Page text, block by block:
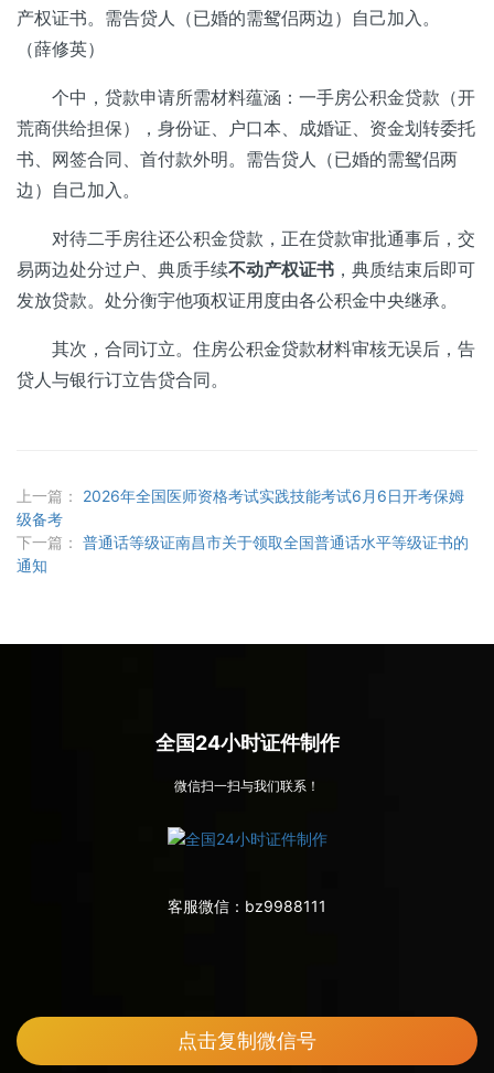
产权证书。需告贷人（已婚的需鸳侣两边）自己加入。
（薛修英）
个中，贷款申请所需材料蕴涵：一手房公积金贷款（开
荒商供给担保），身份证、户口本、成婚证、资金划转委托
书、网签合同、首付款外明。需告贷人（已婚的需鸳侣两
边）自己加入。
对待二手房往还公积金贷款，正在贷款审批通事后，交
易两边处分过户、典质手续不动产权证书 ，典质结束后即可
发放贷款。处分衡宇他项权证用度由各公积金中央继承。
其次，合同订立。住房公积金贷款材料审核无误后，告
贷人与银行订立告贷合同。
上一篇：
2026年全国医师资格考试实践技能考试6月6日开考保姆
级备考
下一篇： 普通话等级证南昌市关于领取全国普通话水平等级证书的
通知
全国24小时证件制作
微信扫一扫与我们联系！
客服微信： bz9988111
点击复制微信号